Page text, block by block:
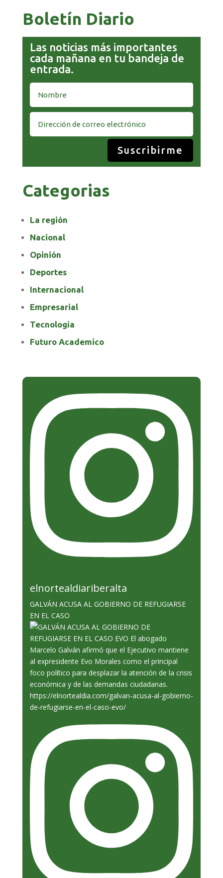
Boletín Diario
Las noticias más importantes
cada mañana en tu bandeja de
entrada.
Suscribirme
Categorias
La región
Nacional
Opinión
Deportes
Internacional
Empresarial
Tecnología
Futuro Academico
elnortealdiariberalta
GALVÁN ACUSA AL GOBIERNO DE REFUGIARSE
EN EL CASO